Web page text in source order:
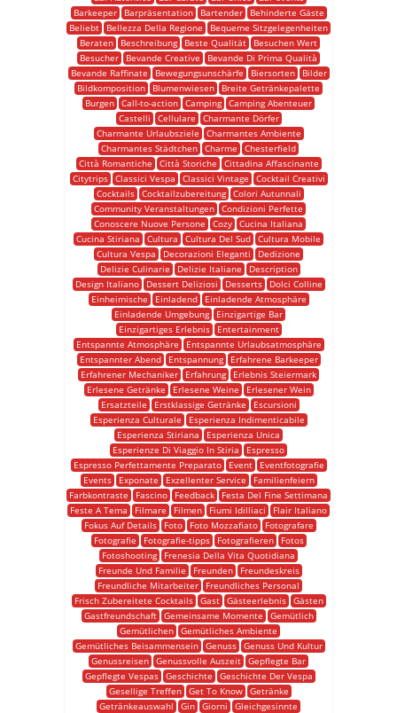
Barkeeper
Barpräsentation Bartender
Behinderte Gäste
Beliebt
Bellezza Della Regione
Bequeme Sitzgelegenheiten
Beraten
Beschreibung Beste Qualität
Besuchen Wert
Besucher
Bevande Creative
Bevande Di Prima Qualità
Bevande Raffinate
Bewegungsunschärfe Biersorten
Bilder
Bildkomposition
Blumenwiesen
Breite Getränkepalette
Burgen Call-to-action Camping Camping Abenteuer
Castelli
Cellulare
Charmante Dörfer
Charmante Urlaubsziele
Charmantes Ambiente
Charmantes Städtchen Charme
Chesterfield
Città Romantiche
Città Storiche
Cittadina Affascinante
Citytrips
Classici Vespa Classici Vintage
Cocktail Creativi
Cocktails
Cocktailzubereitung
Colori Autunnali
Community Veranstaltungen Condizioni Perfette
Conoscere Nuove Persone
Cozy Cucina Italiana
Cucina Stiriana
Cultura Cultura Del Sud Cultura Mobile
Cultura Vespa
Decorazioni Eleganti
Dedizione
Delizie Culinarie
Delizie Italiane
Description
Design Italiano
Dessert Deliziosi Desserts
Dolci Colline
Einheimische
Einladend
Einladende Atmosphäre
Einladende Umgebung
Einzigartige Bar
Einzigartiges Erlebnis
Entertainment
Entspannte Atmosphäre
Entspannte Urlaubsatmosphäre
Entspannter Abend
Entspannung
Erfahrene Barkeeper
Erfahrener Mechaniker
Erfahrung
Erlebnis Steiermark
Erlesene Getränke
Erlesene Weine
Erlesener Wein
Ersatzteile
Erstklassige Getränke
Escursioni
Esperienza Culturale
Esperienza Indimenticabile
Esperienza Stiriana
Esperienza Unica
Esperienze Di Viaggio In Stiria
Espresso
Espresso Perfettamente Preparato
Event
Eventfotografie
Events
Exponate Exzellenter Service
Familienfeiern
Farbkontraste
Fascino Feedback
Festa Del Fine Settimana
Feste A Tema
Filmare Filmen Fiumi Idilliaci
Flair Italiano
Fokus Auf Details
Foto Foto Mozzafiato
Fotografare
Fotografie
Fotografie-tipps Fotografieren
Fotos
Fotoshooting
Frenesia Della Vita Quotidiana
Freunde Und Familie
Freunden
Freundeskreis
Freundliche Mitarbeiter
Freundliches Personal
Frisch Zubereitete Cocktails
Gast Gästeerlebnis
Gästen
Gastfreundschaft
Gemeinsame Momente
Gemütlich
Gemütlichen Gemütliches Ambiente
Gemütliches Beisammensein
Genuss
Genuss Und Kultur
Genussreisen Genussvolle Auszeit Gepflegte Bar
Gepflegte Vespas
Geschichte
Geschichte Der Vespa
Gesellige Treffen
Get To Know
Getränke
Getränkeauswahl
Gin Giorni
Gleichgesinnte